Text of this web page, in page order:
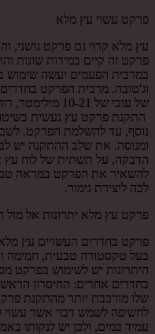
פרקט עשוי עץ מלא
עץ מלא קרוי גם פרקט גושני,
פרקט זה קיים במידות שונות
במרבית הפעמים יעשה שימוש
וג'טובה. מרבית הפרקט בחדרים
התקנת פרקט עץ נעשית
נוסף, עד להשלמת הפרקט. לשם
ומנוסה. את שלב ההתקנה יש
הדבקה, על תשתית של לוח
להשאיר את הפרקט במראה
לכה ליצירת גימור.
פרקט עץ מלא יתרונות אל מול
פרקט בחדרים העשויים עץ מלא
בעל טקסטורה טבעית, חמימה
היתרונות יש לשימוש בפרקט
בחדרים אחרים: החיסרון
שלו מורכבת יותר מהתקנת
לחשיפה לשמש דבר אשר עשוי
עמיד במים, ולכן יש לנקותו